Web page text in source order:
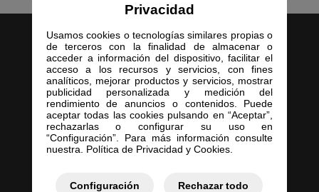
Privacidad
Usamos cookies o tecnologías similares propias o
de terceros con la finalidad de almacenar o
acceder a información del dispositivo, facilitar el
acceso a los recursos y servicios, con fines
analíticos, mejorar productos y servicios, mostrar
publicidad personalizada y medición del
rendimiento de anuncios o contenidos. Puede
aceptar todas las cookies pulsando en “Aceptar”,
rechazarlas o configurar su uso en
“Configuración”. Para más información consulte
nuestra. Política de Privacidad y Cookies.
Configuración Rechazar todo
Inicio
Empresa
Servicios
Contacto
Mis Presupuestos